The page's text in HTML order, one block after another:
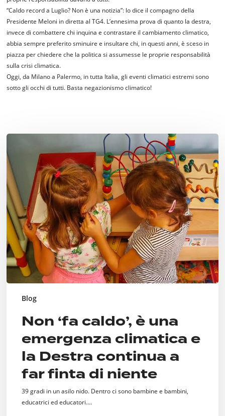
“Caldo record a Luglio? Non è una notizia”: lo dice il compagno della
Presidente Meloni in diretta al TG4. L’ennesima prova di quanto la destra,
invece di combattere chi inquina e contrastare il cambiamento climatico,
abbia sempre preferito sminuire e insultare chi, in questi anni, è sceso in
piazza per chiedere che la politica si assumesse le proprie responsabilità
sulla crisi climatica.
Oggi, da Milano a Palermo, in tutta Italia, gli eventi climatici estremi sono
sotto gli occhi di tutti. Basta negazionismo climatico!
Blog
Non
‘fa
caldo’,
una
emergenza
climatica
e
la
Destra
continua
a
far
finta
Non ‘fa caldo’, è una
emergenza climatica e
la Destra continua a
far finta di niente
39 gradi in un asilo nido. Dentro ci sono bambine e bambini,
educatrici ed educatori.…